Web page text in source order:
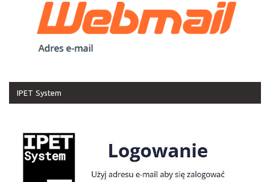
IPET System